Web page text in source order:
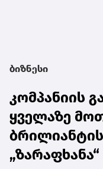
ბიზნესი
კომპანიის
ყველაზე
„ზარაფხანა“